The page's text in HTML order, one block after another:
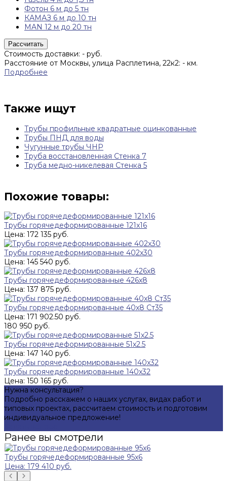
Фотон 6 м до 5 тн
КАМАЗ 6 м до 10 тн
MAN 12 м до 20 тн
Рассчитать
Стоимость доставки: - руб.
Расстояние от Москвы, улица Расплетина, 22к2: - км.
Подробнее
Также ищут
Трубы профильные квадратные оцинкованные
Трубы ПНД для воды
Чугунные трубы ЧНР
Труба восстановленная Стенка 7
Труба медно-никелевая Стенка 5
Похожие товары:
Трубы горячедеформированные 121x16
Цена: 172 135 руб.
Трубы горячедеформированные 402x30
Цена: 145 540 руб.
Трубы горячедеформированные 426х8
Цена: 137 875 руб.
Трубы горячедеформированные 40х8 Ст35
Цена: 171 902.50 руб.
180 950 руб.
Трубы горячедеформированные 51х2.5
Цена: 147 140 руб.
Трубы горячедеформированные 140x32
Цена: 150 165 руб.
Нужна консультация?
Подробно расскажем о наших услугах, видах работ и
типовых проектах, рассчитаем стоимость и подготовим
индивидуальное предложение!
Ранее вы смотрели
Трубы горячедеформированные 95x6
Цена: 179 410 руб.